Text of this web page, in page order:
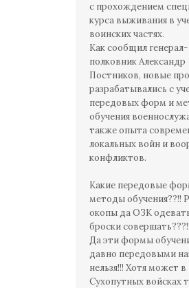
с прохождением
курса выживания в
воинских частях.
Как сообщил генерал-
полковник Александр
Постников, новые
разрабатывались с
передовых форм и
обучения
также опыта
локальных войн и
конфликтов.
Какие передовые
методы обучения??!!
окопы да ОЗК
броски
Да эти формы
давно передовыми
нельзя!!! Хотя может в
Сухопутных войсках